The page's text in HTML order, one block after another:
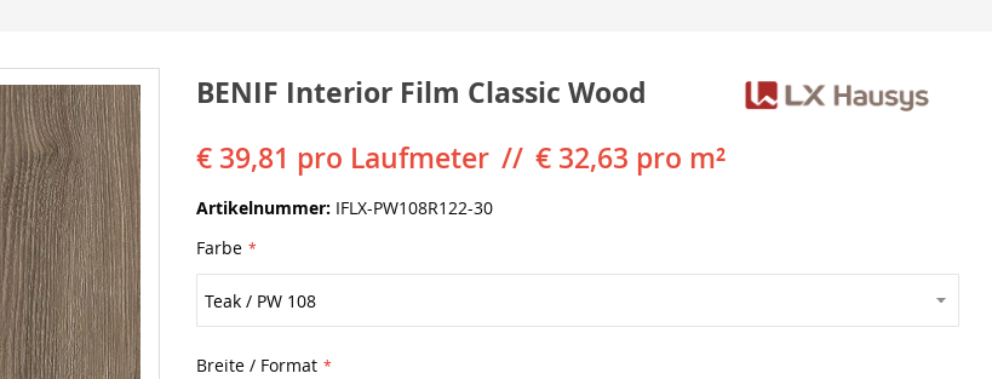
BENIF Interior Film Classic Wood
€ 39,81 pro Laufmeter € 32,63 pro m²
Artikelnummer IFLX-PW108R122-30
Farbe
Breite / Format